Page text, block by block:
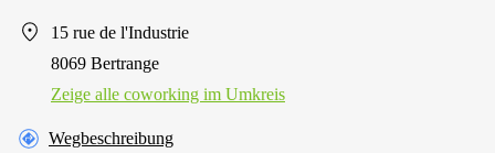
15 rue de l'Industrie
8069 Bertrange
Zeige alle сoworking im Umkreis
Wegbeschreibung